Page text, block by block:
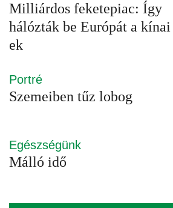
Milliárdos feketepiac: Így
hálózták be Európát a
ek
Portré
Szemeiben tűz lobog
Egészségünk
Málló idő